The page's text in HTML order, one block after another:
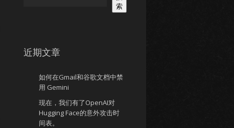
索
近期文章
如何在Gmail和谷歌文档中禁
用 Gemini
现在，我们有了OpenAI对
Hugging Face的意外攻击时
间表。